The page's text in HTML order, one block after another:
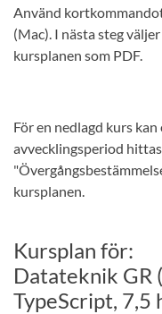
Använd
(Mac). I nästa steg
kursplanen som PDF.
För en nedlagd kurs
avvecklingsperiod
kursplanen.
Kursplan för:
Datateknik GR
TypeScript, 7,5